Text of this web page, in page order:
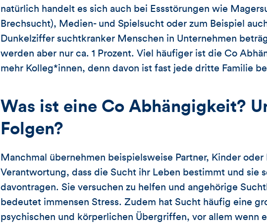
natürlich handelt es sich auch bei Essstörungen wie
Brechsucht), Medien- und Spielsucht oder zum Beispiel
Dunkelziffer suchtkranker Menschen in Unternehmen
werden aber nur ca. 1 Prozent. Viel häufiger ist die Co
mehr Kolleg*innen, denn davon ist fast jede dritte Familie
Was ist eine Co Abhängigkeit?
Folgen?
Manchmal übernehmen beispielsweise Partner, Kinder oder
Verantwortung, dass die Sucht ihr Leben bestimmt und sie
davontragen. Sie versuchen zu helfen und angehörige
bedeutet immensen Stress. Zudem hat Sucht häufig eine
psychischen und körperlichen Übergriffen, vor allem wenn